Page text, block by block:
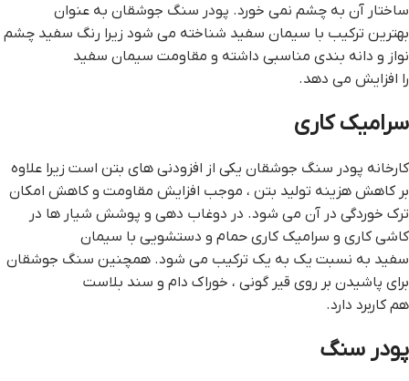
ساختار آن به چشم نمی خورد. پودر سنگ جوشقان به عنوان
بهترین ترکیب با سیمان سفید شناخته می شود زیرا رنگ سفید چشم
نواز و دانه بندی مناسبی داشته و مقاومت سیمان سفید
را افزایش می دهد.
سرامیک کاری
کارخانه پودر سنگ جوشقان یکی از افزودنی های بتن است زیرا علاوه
بر کاهش هزینه تولید بتن ، موجب افزایش مقاومت و کاهش امکان
ترک خوردگی در آن می شود. در دوغاب دهی و پوشش شیار ها در
کاشی کاری و سرامیک کاری حمام و دستشویی با سیمان
سفید به نسبت یک به یک ترکیب می شود. همچنین سنگ جوشقان
برای پاشیدن بر روی قیر گونی ، خوراک دام و سند بلاست
هم کاربرد دارد.
پودر سنگ